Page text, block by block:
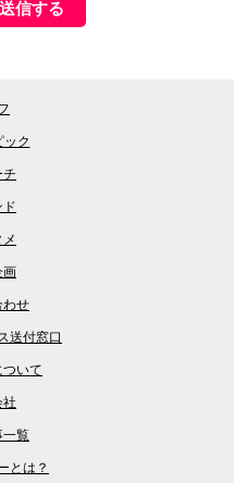
ック
チ
ド
画
わせ
送付窓口
ついて
社
一覧
とは？